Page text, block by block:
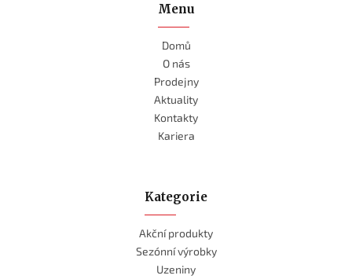
Menu
Domů
O nás
Prodejny
Aktuality
Kontakty
Kariera
Kategorie
Akční produkty
Sezónní výrobky
Uzeniny